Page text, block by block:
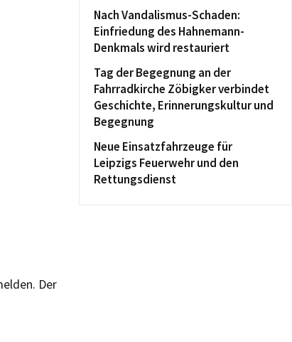
Der
Nach Vandalismus-Schaden:
Einfriedung des Hahnemann-
Denkmals wird restauriert
Tag der Begegnung an der
Fahrradkirche Zöbigker verbindet
Geschichte, Erinnerungskultur und
Begegnung
Neue Einsatzfahrzeuge für
Leipzigs Feuerwehr und den
Rettungsdienst